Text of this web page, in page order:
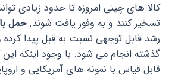
کالا های چینی امروزه تا حدود زیادی
تسخیر کنند و به وفور یافت شوند.حمل
رشد قابل توجهی نسبت به قبل پیدا کرده
گذشته انجام می شود. با وجود اینکه این
قابل قیاس با نمونه های آمریکایی و